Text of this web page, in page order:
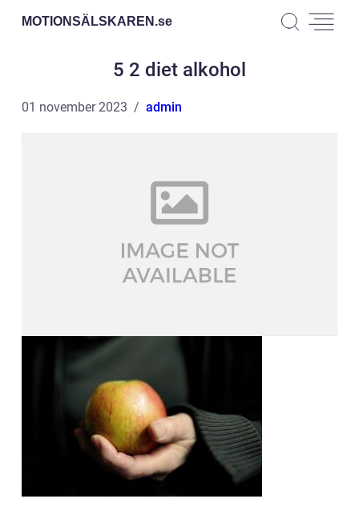
MOTIONSÄLSKAREN.se
5 2 diet alkohol
01 november 2023 admin